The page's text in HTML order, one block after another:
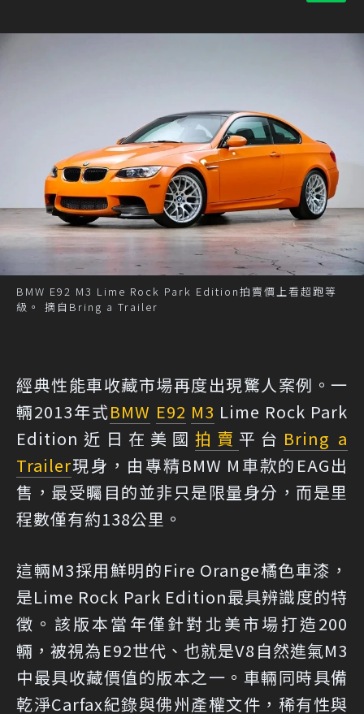
BMW E92 M3 Lime Rock Park Edition拍賣價上看超跑等
級。 摘自Bring a Trailer
經典性能車收藏市場再度出現驚人案例。一
輛2013年式BMW E92 M3 Lime Rock Park
Edition近日在美國 拍賣平台 Bring a
Trailer現身，由專精BMW M車款的EAG出
售，最受矚目的並非只是限量身分，而是里
程數僅有約138公里。
這輛M3採用鮮明的Fire Orange橘色車漆，
是Lime Rock Park Edition最具辨識度的特
徵。該版本當年僅針對北美市場打造200
輛，被視為E92世代、也就是V8自然進氣M3
中最具收藏價值的版本之一。車輛同時具備
乾淨Carfax紀錄與佛州產權文件，稀有性與